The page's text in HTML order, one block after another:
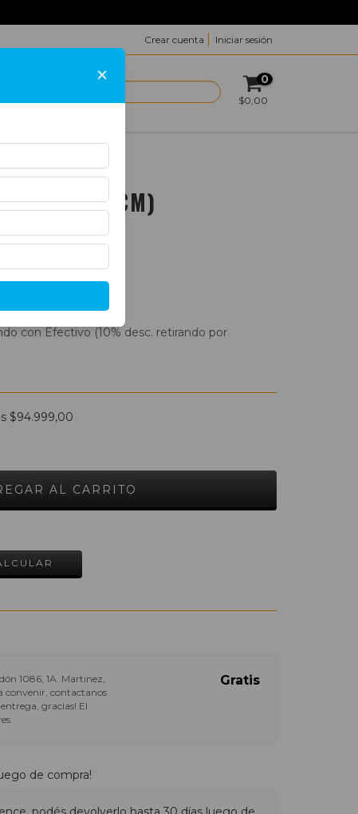
Crear cuenta Iniciar sesión
0
$0,00
(7CM X 5 CM)
con Efectivo (10% desc. retirando por
$94.999,00
1086, 1A. Martinez,
convenir, contactanos
gracias! El
Gratis
de compra!
×